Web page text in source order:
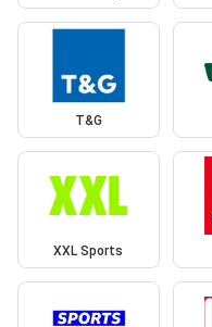
T&G
XXL Sports